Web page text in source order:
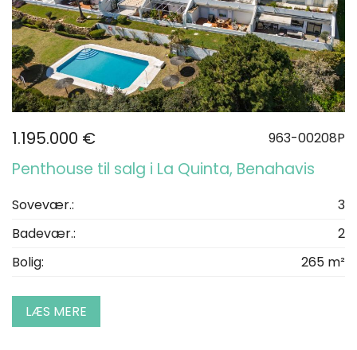
1.195.000 € 963-00208P
Penthouse til salg i La Quinta, Benahavis
Sovevær.:
3
Badevær.:
2
Bolig:
265 m²
LÆS MERE